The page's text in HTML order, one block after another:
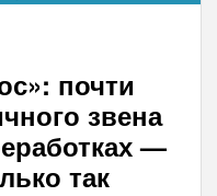
почти
звена
—
так